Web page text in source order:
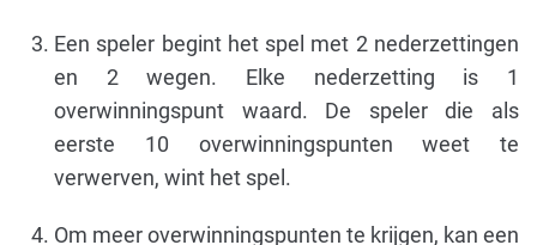
Een speler begint het spel met 2 nederzettingen
en 2 wegen. Elke nederzetting is 1
overwinningspunt waard. De speler die als
eerste 10 overwinningspunten weet te
verwerven, wint het spel.
Om meer overwinningspunten te krijgen, kan een